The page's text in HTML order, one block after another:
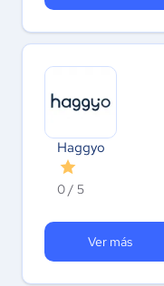
Haggyo
0 / 5
Ver más